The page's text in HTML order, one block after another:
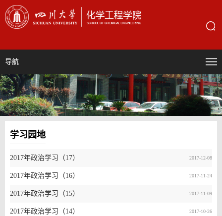
导航
学习园地
2017-12-08
2017年政治学习（17）
2017-11-24
2017年政治学习（16）
2017-11-09
2017年政治学习（15）
2017-10-26
2017年政治学习（14）